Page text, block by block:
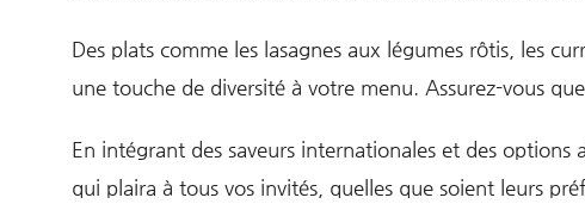
Des plats comme les lasagnes aux légumes rôtis, les
une touche de diversité à votre menu. Assurez-vous
En intégrant des saveurs internationales et des
qui plaira à tous vos invités, quelles que soient leurs